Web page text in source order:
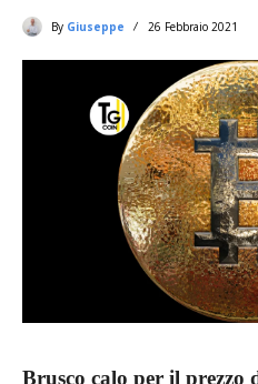
By Giuseppe 26 Febbraio 2021
Brusco calo per il prezzo